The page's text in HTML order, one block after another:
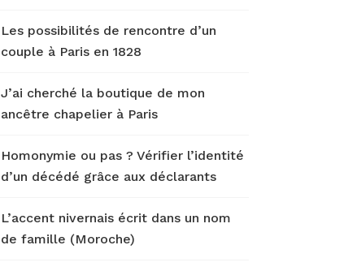
Les possibilités de rencontre d’un
couple à Paris en 1828
J’ai cherché la boutique de mon
ancêtre chapelier à Paris
Homonymie ou pas ? Vérifier l’identité
d’un décédé grâce aux déclarants
L’accent nivernais écrit dans un nom
de famille (Moroche)